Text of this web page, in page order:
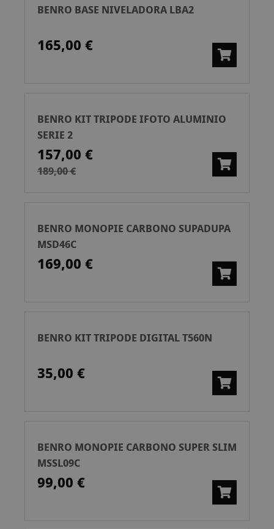
BENRO BASE NIVELADORA LBA2
165,00 €
BENRO KIT TRIPODE IFOTO ALUMINIO
SERIE 2
157,00 €
189,00 €
BENRO MONOPIE CARBONO SUPADUPA
MSD46C
169,00 €
BENRO KIT TRIPODE DIGITAL T560N
35,00 €
BENRO MONOPIE CARBONO SUPER SLIM
MSSL09C
99,00 €